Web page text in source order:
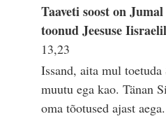
Taaveti soost on
toonud Jeesuse
13,23
Issand, aita mul
muutu ega kao. Tänan
oma tõotused ajast